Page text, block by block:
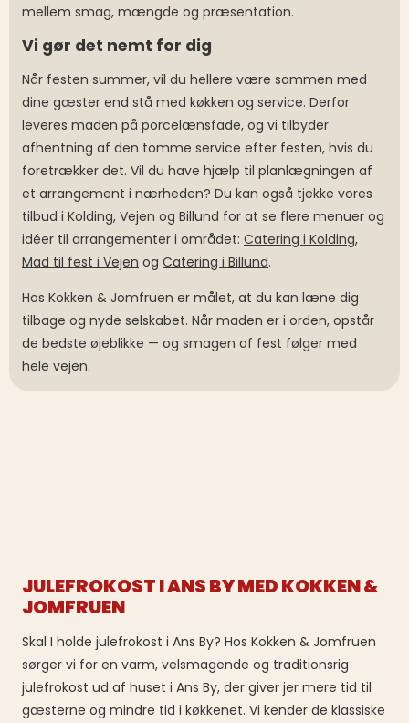
mellem smag, mængde og præsentation.
Vi gør det nemt for dig
Når festen summer, vil du hellere være sammen med
dine gæster end stå med køkken og service. Derfor
leveres maden på porcelænsfade, og vi tilbyder
afhentning af den tomme service efter festen, hvis du
foretrækker det. Vil du have hjælp til planlægningen af
et arrangement i nærheden? Du kan også tjekke vores
tilbud i Kolding, Vejen og Billund for at se flere menuer og
idéer til arrangementer i området: Catering i Kolding,
Mad til fest i Vejen og Catering i Billund.
Hos Kokken & Jomfruen er målet, at du kan læne dig
tilbage og nyde selskabet. Når maden er i orden, opstår
de bedste øjeblikke — og smagen af fest følger med
hele vejen.
JULEFROKOST I ANS BY MED KOKKEN &
JOMFRUEN
Skal I holde julefrokost i Ans By? Hos Kokken & Jomfruen
sørger vi for en varm, velsmagende og traditionsrig
julefrokost ud af huset i Ans By, der giver jer mere tid til
gæsterne og mindre tid i køkkenet. Vi kender de klassiske